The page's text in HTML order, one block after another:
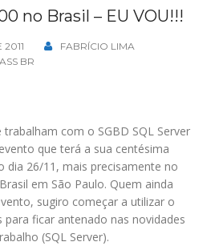
no Brasil – EU VOU!!!
FABRÍCIO LIMA
BR
com o SGBD SQL Server
que terá a sua centésima
dia 26/11, mais precisamente no
em São Paulo. Quem ainda
sugiro começar a utilizar o
ficar antenado nas novidades
(SQL Server).